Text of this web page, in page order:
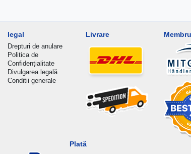
legal
Drepturi de anulare
Politica de
Confidențialitate
Divulgarea legală
Conditii generale
Livrare
Plată